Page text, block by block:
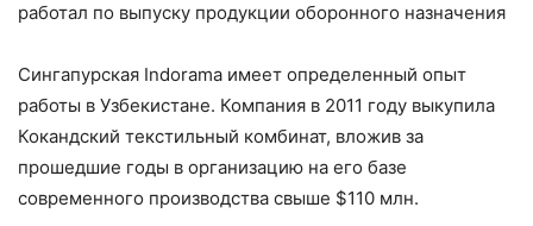
работал по выпуску продукции оборонного назначения
Сингапурская Indorama имеет определенный опыт
работы в Узбекистане. Компания в 2011 году выкупила
Кокандский текстильный комбинат, вложив за
прошедшие годы в организацию на его базе
современного производства свыше $110 млн.